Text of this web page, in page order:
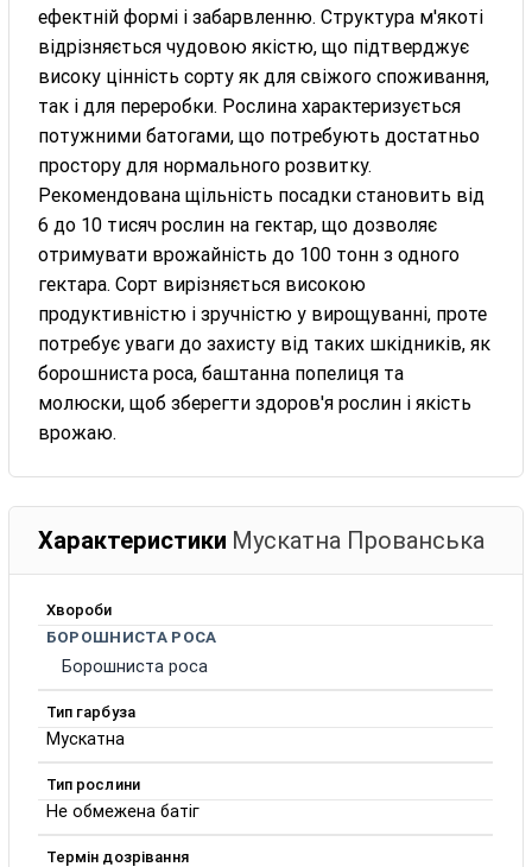
ефектній формі і забарвленню. Структура м'якоті
відрізняється чудовою якістю, що підтверджує
високу цінність сорту як для свіжого споживання,
так і для переробки. Рослина характеризується
потужними батогами, що потребують достатньо
простору для нормального розвитку.
Рекомендована щільність посадки становить від
6 до 10 тисяч рослин на гектар, що дозволяє
отримувати врожайність до 100 тонн з одного
гектара. Сорт вирізняється високою
продуктивністю і зручністю у вирощуванні, проте
потребує уваги до захисту від таких шкідників, як
борошниста роса, баштанна попелиця та
молюски, щоб зберегти здоров'я рослин і якість
врожаю.
Характеристики Мускатна Прованська
Хвороби
БОРОШНИСТА РОСА
Борошниста роса
Тип гарбуза
Мускатна
Тип рослини
Не обмежена батіг
Термін дозрівання